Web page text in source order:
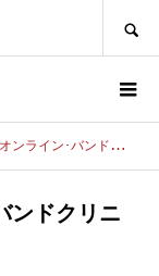
･バンドクリニックを実施
ンドクリニ